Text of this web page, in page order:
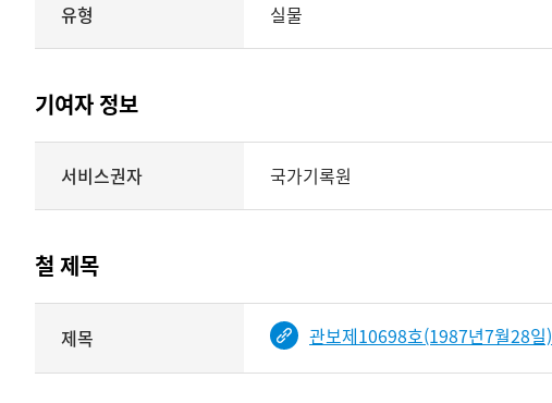
부가정보의
유형
표현형태
제공
유형 실물
기여자 정보
기여자
정보를
테이블
기여자
서비스권자 국가기록원
철 제목
기록물
건의
제목 관보제10698호(1987년7월28일)